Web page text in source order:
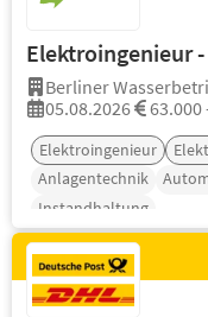
Elektroingenieur
Berliner
05.08.2026
63.000
Elektroingenieur
Anlagentechnik
Instandhaltung